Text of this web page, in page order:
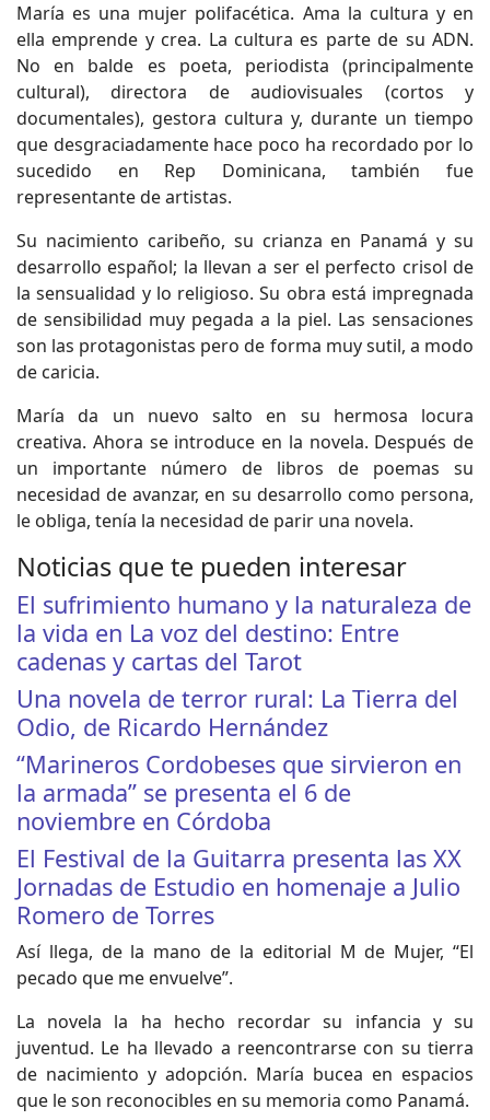
María es una mujer polifacética. Ama la cultura y en
ella emprende y crea. La cultura es parte de su ADN.
No en balde es poeta, periodista (principalmente
cultural), directora de audiovisuales (cortos y
documentales), gestora cultura y, durante un tiempo
que desgraciadamente hace poco ha recordado por lo
sucedido en Rep Dominicana, también fue
representante de artistas.
Su nacimiento caribeño, su crianza en Panamá y su
desarrollo español; la llevan a ser el perfecto crisol de
la sensualidad y lo religioso. Su obra está impregnada
de sensibilidad muy pegada a la piel. Las sensaciones
son las protagonistas pero de forma muy sutil, a modo
de caricia.
María da un nuevo salto en su hermosa locura
creativa. Ahora se introduce en la novela. Después de
un importante número de libros de poemas su
necesidad de avanzar, en su desarrollo como persona,
le obliga, tenía la necesidad de parir una novela.
Noticias que te pueden interesar
El sufrimiento humano y la naturaleza de
la vida en La voz del destino: Entre
cadenas y cartas del Tarot
Una novela de terror rural: La Tierra del
Odio, de Ricardo Hernández
“Marineros Cordobeses que sirvieron en
la armada” se presenta el 6 de
noviembre en Córdoba
El Festival de la Guitarra presenta las XX
Jornadas de Estudio en homenaje a Julio
Romero de Torres
Así llega, de la mano de la editorial M de Mujer, “El
pecado que me envuelve”.
La novela la ha hecho recordar su infancia y su
juventud. Le ha llevado a reencontrarse con su tierra
de nacimiento y adopción. María bucea en espacios
que le son reconocibles en su memoria como Panamá.